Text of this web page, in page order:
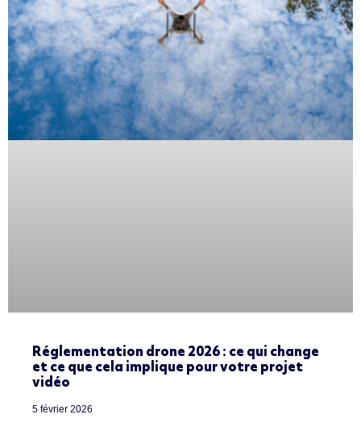
Réglementation drone 2026 : ce qui change
et ce que cela implique pour votre projet
vidéo
5 février 2026